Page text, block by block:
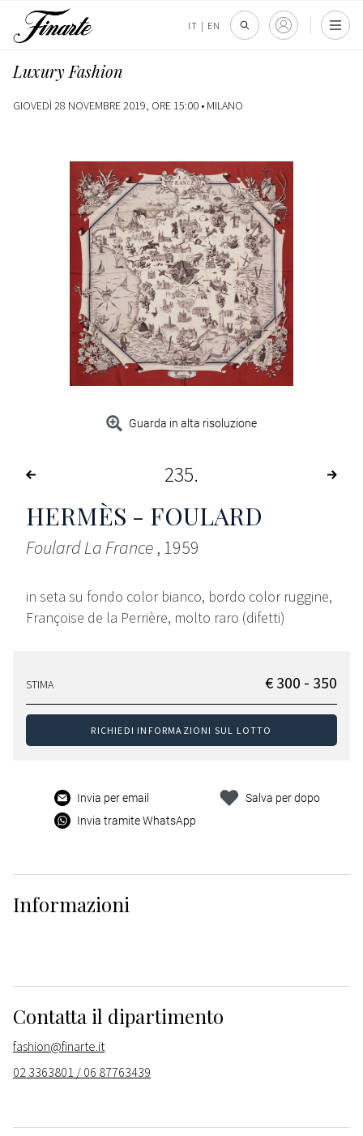
IT | EN
Luxury Fashion
GIOVEDÌ 28 NOVEMBRE 2019, ORE 15:00 • MILANO
Guarda in alta risoluzione
235
HERMÈS - FOULARD
Foulard La France, 1959
in seta su fondo color bianco, bordo color ruggine,
Françoise de la Perrière, molto raro (difetti)
STIMA € 300 - 350
RICHIEDI INFORMAZIONI SUL LOTTO
Invia per email
Invia tramite WhatsApp
Salva per dopo
Informazioni
Contatta il dipartimento
fashion@finarte.it
02 3363801 / 06 87763439